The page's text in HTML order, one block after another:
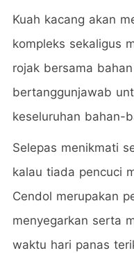
Kuah kacang akan
kompleks sekaligus
rojak bersama
bertanggunjawab
keseluruhan bahan-
Selepas menikmati
kalau tiada pencuci
Cendol merupakan
menyegarkan serta
waktu hari panas